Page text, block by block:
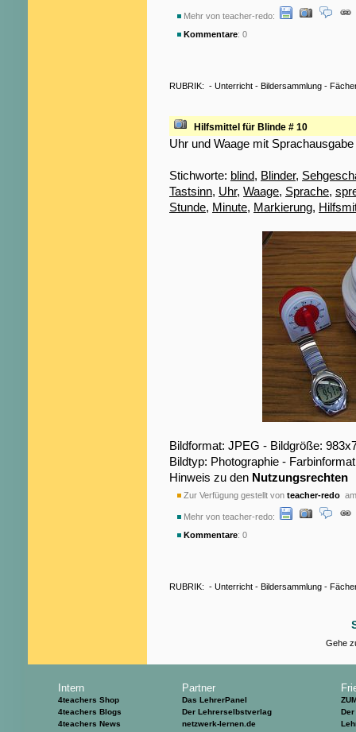
Mehr von teacher-redo:
Kommentare: 0
RUBRIK: - Unterricht - Bildersammlung -
Hilfsmittel für Blinde # 10
Uhr und Waage mit Sprachausgabe
Stichworte: blind, Blinder,
Tastsinn, Uhr, Waage, Sprache,
Stunde, Minute, Markierung,
Bildformat: JPEG - Bildgröße:
Bildtyp: Photographie -
Hinweis zu den Nutzungsrechten
Zur Verfügung gestellt von teacher-redo
Mehr von teacher-redo:
Kommentare: 0
RUBRIK: - Unterricht - Bildersammlung -
Gehe
Intern
4teachers Shop
4teachers Blogs
4teachers News
Partner
Das LehrerPanel
Der Lehrerselbstverlag
netzwerk-lernen.de